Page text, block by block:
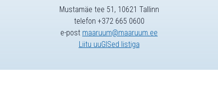
Mustamäe tee 51, 10621 Tallinn
telefon +372 665 0600
e-post maaruum@maaruum.ee
Liitu uuGISed listiga